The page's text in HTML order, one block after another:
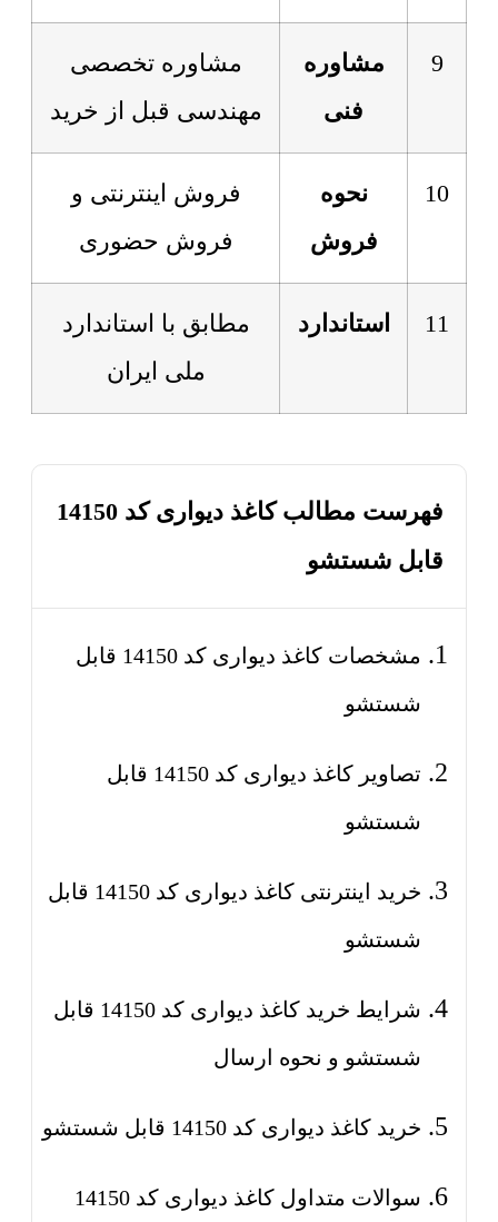
9
مشاوره
فنی
مشاوره تخصصی
مهندسی قبل از خرید
10
نحوه
فروش
فروش اینترنتی و
فروش حضوری
11 استاندارد
مطابق با استاندارد
ملی ایران
فهرست مطالب کاغذ دیواری کد 14150
قابل شستشو
مشخصات کاغذ دیواری کد 14150 قابل
شستشو
تصاویر کاغذ دیواری کد 14150 قابل
شستشو
خرید اینترنتی کاغذ دیواری کد 14150 قابل
شستشو
شرایط خرید کاغذ دیواری کد 14150 قابل
شستشو و نحوه ارسال
خرید کاغذ دیواری کد 14150 قابل شستشو
سوالات متداول کاغذ دیواری کد 14150